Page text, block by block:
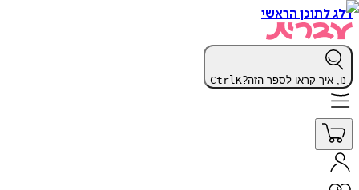
דלג לתוכן הראשי
נו, איך קראו לספר הזה? CtrlK